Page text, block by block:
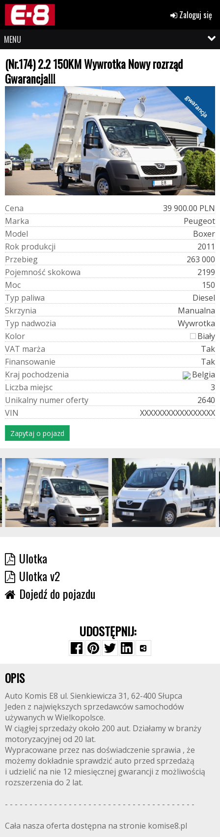
Zaloguj się
MENU
(Nr.174) 2.2 150KM Wywrotka Nowy rozrząd
Gwarancja!!!
gwarancja
Cena
39 900.00 PLN
Marka
Peugeot
Model
Boxer
Rok produkcji
2011
Przebieg
263 000
Pojemność skokowa
2199
Moc
150
Typ paliwa
Diesel
Skrzynia
Manualna
Typ nadwozia
Wywrotka
Kolor
Biały
VAT marża
Tak
Finansowanie
Tak
Kraj pochodzenia
Belgia
Liczba miejsc
3
Unikalny numeroferty
2640
VIN XXXXXXXXXXXXXXXXX
Zapytaj o pojazd
Ulotka
Ulotka v2
Dojedź do pojazdu
UDOSTĘPNIJ:
OPIS
Auto Komis E8 ul. Sienkiewicza 31, 62-400 Słupca
Jeden z największych sprzedawców samochodów
używanych w Wielkopolsce.
W ciągłej sprzedaży około 200 aut. Działamy w branży
motoryzacyjnej od 20 lat.
Wypracowane przez nas doświadczenie sprawia , że
możemy dokładnie sprawdzić auto przed sprzedażą
i udzielić na nie 12 miesięcznej gwarancji z możliwością
rozszerzenia do 2 lat.
- - - - - - - - - - - - - - - - - - - - - - - - - - - - - - - - - - - - - - -
Cała nasza oferta dostępna na stronie komise8.pl